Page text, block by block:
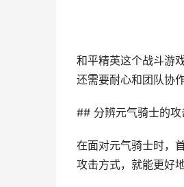
和平精英这个战斗游
还需要耐心和团队协
## 分辨元气骑士的攻
在面对元气骑士时，
攻击方式，就能更好